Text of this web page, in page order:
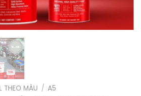
THEO MÀU / A5